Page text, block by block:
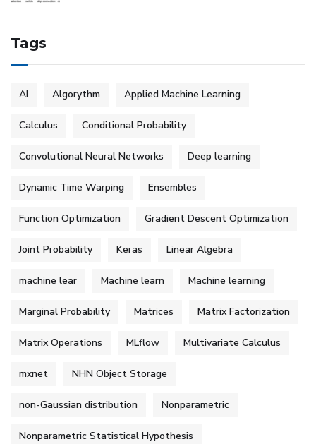
Tags
AI Algorythm Applied Machine Learning
Calculus Conditional Probability
Convolutional Neural Networks Deep learning
Dynamic Time Warping Ensembles
Function Optimization Gradient Descent Optimization
Joint Probability Keras Linear Algebra
machine lear Machine learn Machine learning
Marginal Probability Matrices Matrix Factorization
Matrix Operations MLflow Multivariate Calculus
mxnet NHN Object Storage
non-Gaussian distribution Nonparametric
Nonparametric Statistical Hypothesis